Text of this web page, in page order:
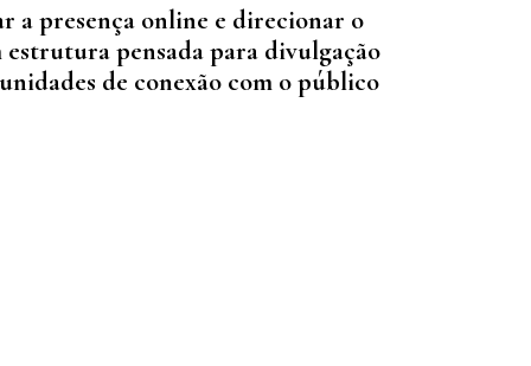
a presença online e direcionar o
pensada para divulgação
de conexão com o público